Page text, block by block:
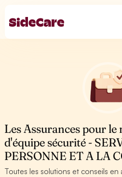
Les Assurances pour
d'équipe sécurité -
PERSONNE ET A LA
Toutes les solutions et conseils en